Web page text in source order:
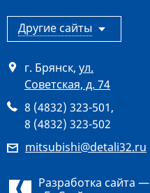
Другие сайты
г. Брянск, ул.
Советская, д. 74
8 (4832) 323-501,
8 (4832) 323-502
mitsubishi@detali32.ru
Разработка сайта —